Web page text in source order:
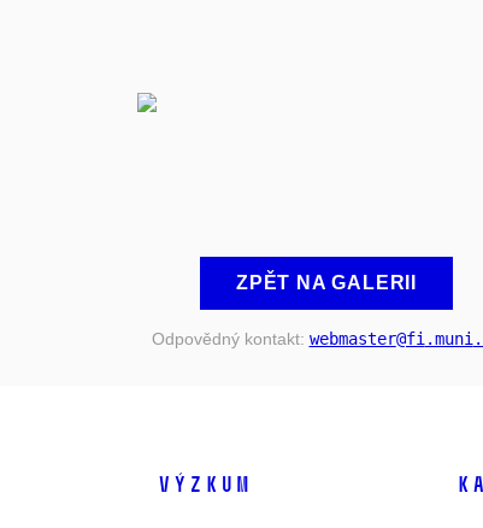
ZPĚT NA GALERII
Odpovědný kontakt: webmaster@fi .muni
VÝZKUM